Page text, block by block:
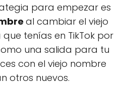
para empezar es
al cambiar el viejo
tenías en TikTok por
una salida para tu
con el viejo nombre
otros nuevos.